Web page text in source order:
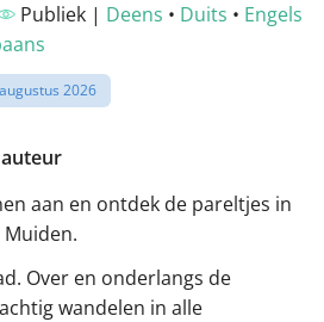
Publiek | Deens • Duits • Engels
2026
aan en ontdek de pareltjes in
Over en onderlangs de
wandelen in alle